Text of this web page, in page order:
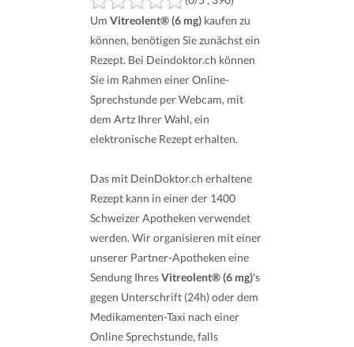
Um Vitreolent® (6 mg) kaufen zu
können, benötigen Sie zunächst ein
Rezept. Bei Deindoktor.ch können
Sie im Rahmen einer Online-
Sprechstunde per Webcam, mit
dem Artz Ihrer Wahl, ein
elektronische Rezept erhalten.
Das mit DeinDoktor.ch erhaltene
Rezept kann in einer der 1400
Schweizer Apotheken verwendet
werden. Wir organisieren mit einer
unserer Partner-Apotheken eine
Sendung IhresVitreolent® (6 mg)'s
gegen Unterschrift (24h) oder dem
Medikamenten-Taxi nach einer
Online Sprechstunde, falls